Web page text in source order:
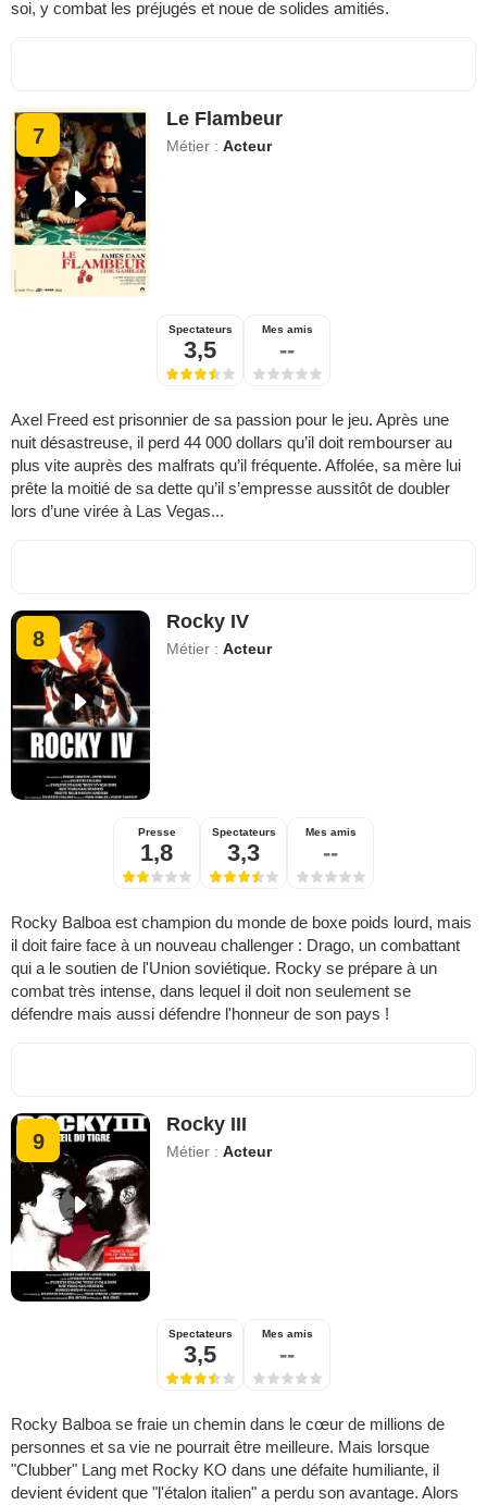
soi, y combat les préjugés et noue de solides amitiés.
7
Le Flambeur
Métier :Acteur
Spectateurs
3,5
Mes amis
--
Axel Freed est prisonnier de sa passion pour le jeu. Après une
nuit désastreuse, il perd 44 000 dollars qu’il doit rembourser au
plus vite auprès des malfrats qu’il fréquente. Affolée, sa mère lui
prête la moitié de sa dette qu’il s’empresse aussitôt de doubler
lors d’une virée à Las Vegas...
8
Rocky IV
Métier :Acteur
Presse
1,8
Spectateurs
3,3
Mes amis
--
Rocky Balboa est champion du monde de boxe poids lourd, mais
il doit faire face à un nouveau challenger : Drago, un combattant
qui a le soutien de l'Union soviétique. Rocky se prépare à un
combat très intense, dans lequel il doit non seulement se
défendre mais aussi défendre l'honneur de son pays !
9
Rocky III
Métier :Acteur
Spectateurs
3,5
Mes amis
--
Rocky Balboa se fraie un chemin dans le cœur de millions de
personnes et sa vie ne pourrait être meilleure. Mais lorsque
"Clubber" Lang met Rocky KO dans une défaite humiliante, il
devient évident que "l'étalon italien" a perdu son avantage. Alors